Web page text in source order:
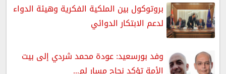
بروتوكول بين الملكية الفكرية وهيئة الدواء
لدعم الابتكار الدوائي
وفد بورسعيد: عودة محمد شردي إلى بيت
الأمة تؤكد نجاح مسار لم...